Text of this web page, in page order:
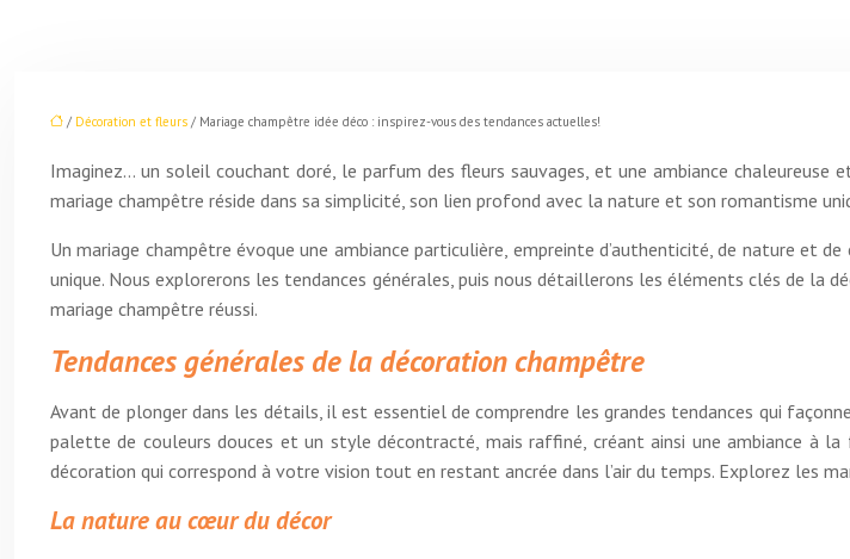
/ Décoration et fleurs / Mariage champêtre idée déco : inspirez-vous des tendances actuelles!
Imaginez… un soleil couchant doré, le parfum des fleurs sauvages, et une ambiance
mariage champêtre réside dans sa simplicité, son lien profond avec la nature et son romantisme
Un mariage champêtre évoque une ambiance particulière, empreinte d’authenticité, de nature et
unique. Nous explorerons les tendances générales, puis nous détaillerons les éléments clés de la
mariage champêtre réussi.
Tendances générales de la décoration champêtre
Avant de plonger dans les détails, il est essentiel de comprendre les grandes tendances qui
palette de couleurs douces et un style décontracté, mais raffiné, créant ainsi une ambiance à
décoration qui correspond à votre vision tout en restant ancrée dans l’air du temps. Explorez les
La nature au cœur du décor